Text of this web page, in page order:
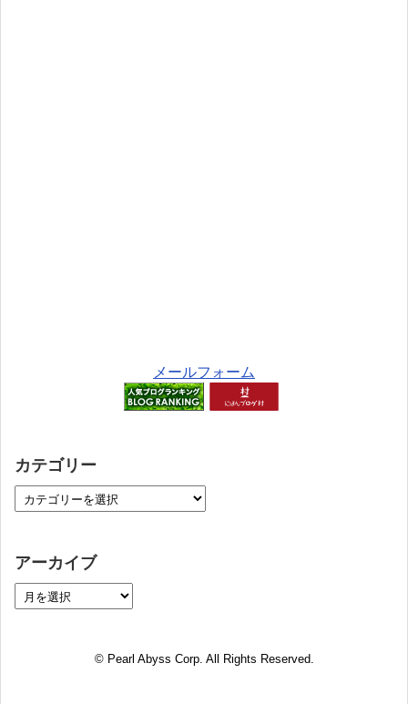
メールフォーム
カテゴリー
アーカイブ
© Pearl Abyss Corp. All Rights Reserved.